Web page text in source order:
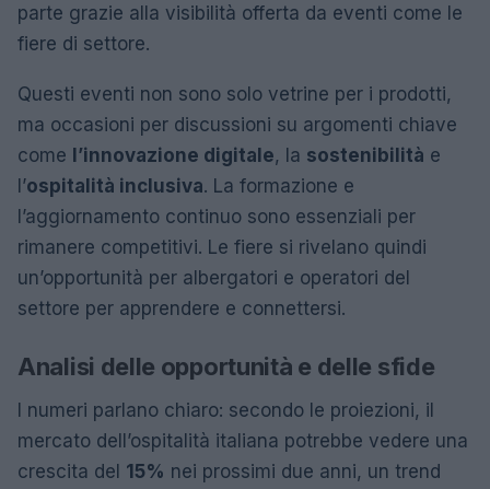
parte grazie alla visibilità offerta da eventi come le
fiere di settore.
Questi eventi non sono solo vetrine per i prodotti,
ma occasioni per discussioni su argomenti chiave
come l’innovazione digitale, la sostenibilità e
l’ospitalità inclusiva. La formazione e
l’aggiornamento continuo sono essenziali per
rimanere competitivi. Le fiere si rivelano quindi
un’opportunità per albergatori e operatori del
settore per apprendere e connettersi.
Analisi delle opportunità e delle sfide
I numeri parlano chiaro: secondo le proiezioni, il
mercato dell’ospitalità italiana potrebbe vedere una
crescita del 15% nei prossimi due anni, un trend